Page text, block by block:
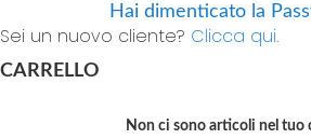
Hai dimenticato la
Sei un nuovo cliente? Clicca qui.
CARRELLO
Non ci sono articoli nel tuo